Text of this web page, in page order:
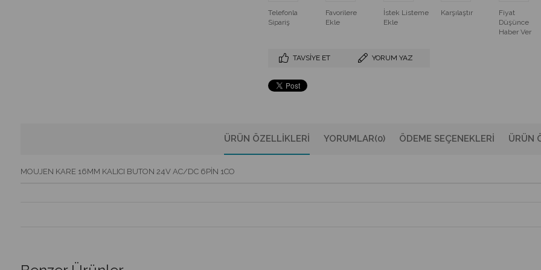
Telefonla
Sipariş
Favorilere
Ekle
İstek Listeme
Ekle
Karşılaştır
Fiyat
Düşünce
Haber Ver
TAVSIYE ET YORUM YAZ
ÜRÜN ÖZELLIKLERI YORUMLAR(0) ÖDEME SEÇENEKLERI ÜRÜN
MOUJEN KARE 16MM KALICI BUTON 24V AC/DC 6PİN 1CO